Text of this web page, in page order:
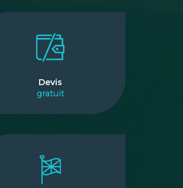
Devis
gratuit